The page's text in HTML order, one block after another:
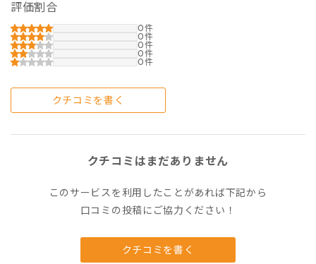
評価割合
0
0
0
0
0
クチコミを書く
クチコミはまだありません
このサービスを利用したことがあれば下記から
口コミの投稿にご協力ください！
クチコミを書く